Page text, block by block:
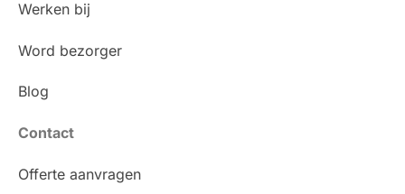
Werken bij
Word bezorger
Blog
Contact
Offerte aanvragen